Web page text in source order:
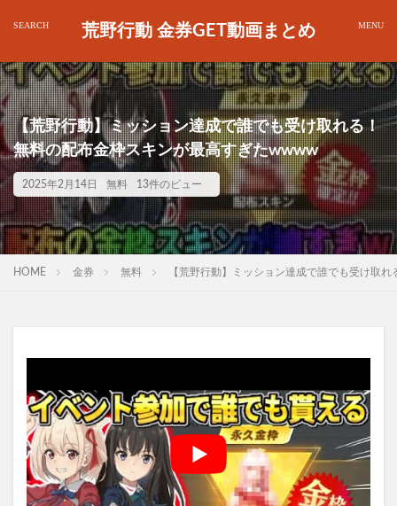
荒野行動 金券GET動画まとめ
【荒野行動】ミッション達成で誰でも受け取れる！
無料の配布金枠スキンが最高すぎたwwww
2025年2月14日 無料 13件のビュー
HOME 金券 無料 【荒野行動】ミッション達成で誰でも受け取